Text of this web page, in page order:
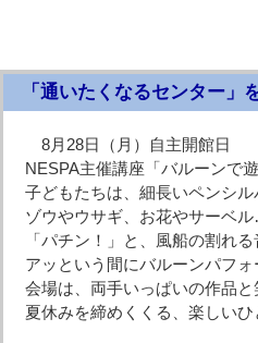
「通いたくなるセンター」
8月28日（月）自主開館日
NESPA主催講座「バルーンで
子どもたちは、細長いペンシ
ゾウやウサギ、お花やサーベ
「パチン！」と、風船の割れ
アッという間にバルーンパフ
会場は、両手いっぱいの作品
夏休みを締めくくる、楽しい